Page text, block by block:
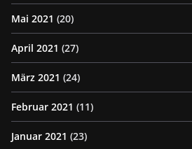
Mai 2021 (20)
April 2021 (27)
März 2021 (24)
Februar 2021 (11)
Januar 2021 (23)